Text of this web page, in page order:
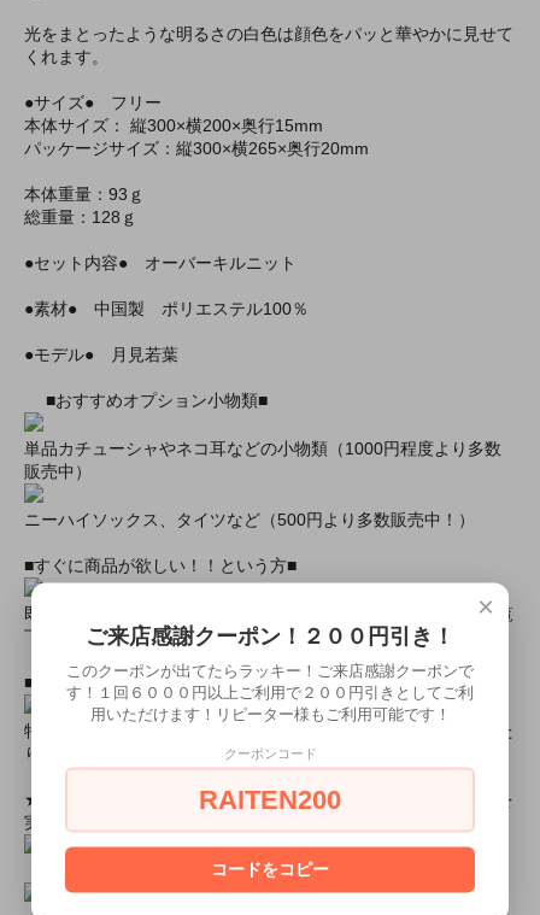
光をまとったような明るさの白色は顔色をパッと華やかに見せて
くれます。
●サイズ● フリー
本体サイズ： 縦300×横200×奥行15mm
パッケージサイズ：縦300×横265×奥行20mm
本体重量：93ｇ
総重量：128ｇ
●セット内容● オーバーキルニット
●素材● 中国製 ポリエステル100％
●モデル● 月見若葉
■おすすめオプション小物類■
単品カチューシャやネコ耳などの小物類（1000円程度より多数
販売中）
ニーハイソックス、タイツなど（500円より多数販売中！）
■すぐに商品が欲しい！！という方■
即日配達商品一覧がございますので、よろしければそちらをご覧
下さいませ。
■とにかく安くて高品質な商品が欲しい！という方■
特別割引商品を掲載しています！最大８０％引きの商品もあった
りします！
★ミアカフェ・ミアリラではミアコス衣装を着用したイベントを
実施中★
×
ご来店感謝クーポン！２００円引き！
このクーポンが出てたらラッキー！ご来店感謝クーポンで
す！１回６０００円以上ご利用で２００円引きとしてご利
用いただけます！リピーター様もご利用可能です！
クーポンコード
RAITEN200
コードをコピー